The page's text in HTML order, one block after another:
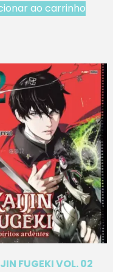
ao carrinho
FUGEKI VOL. 02